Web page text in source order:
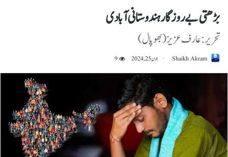
بڑھتی بے روزگار ہندوستانی آبادی
تحریر:عارف عزیز (بھوپال)
Shaikh Akram جون 25, 2024 9